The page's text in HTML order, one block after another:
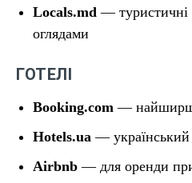
Locals.md — туристичні
оглядами
ГОТЕЛІ
Booking.com —
Hotels.ua — український
Airbnb — для оренди